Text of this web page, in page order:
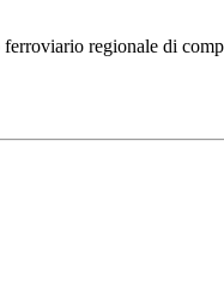
regionale di